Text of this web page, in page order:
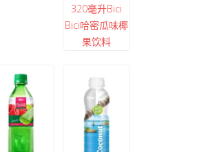
320毫升Bici
Bici哈密瓜味椰
果饮料